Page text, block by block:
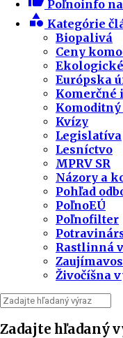
Poľnoinfo
category Kategórie
Biopalivá
Ceny
Európska
Komerčné
Kvízy
Legislatíva
Lesníctvo
MPRV SR
Názory a
Pohľad
PoľnoEÚ
Poľnofilter
Rastlinná
Živočíšna
Zadajte hľadaný